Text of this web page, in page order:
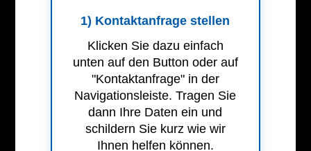
1) Kontaktanfrage stellen
Klicken Sie dazu einfach
unten auf den Button oder auf
"Kontaktanfrage" in der
Navigationsleiste. Tragen Sie
dann Ihre Daten ein und
schildern Sie kurz wie wir
Ihnen helfen können.